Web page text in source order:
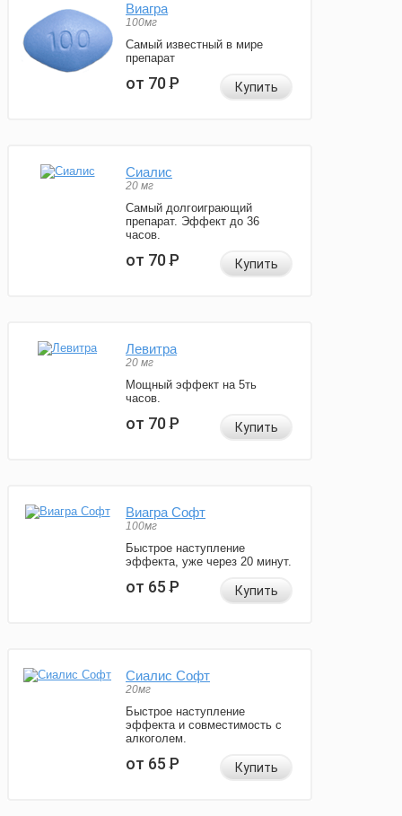
Виагра
100мг
Самый известный в мире
препарат
от 70Р Купить
Сиалис
20 мг
Самый долгоиграющий
препарат. Эффект до 36
часов.
от 70Р Купить
Левитра
20 мг
Мощный эффект на 5ть
часов.
от 70Р Купить
Виагра Софт
100мг
Быстрое наступление
эффекта, уже через 20 минут.
от 65Р Купить
Сиалис Софт
20мг
Быстрое наступление
эффекта и совместимость с
алкоголем.
от 65Р Купить